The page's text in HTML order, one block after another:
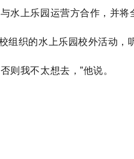
水上乐园运营方合作，并将
织的水上乐园校外活动，
则我不太想去，”他说。